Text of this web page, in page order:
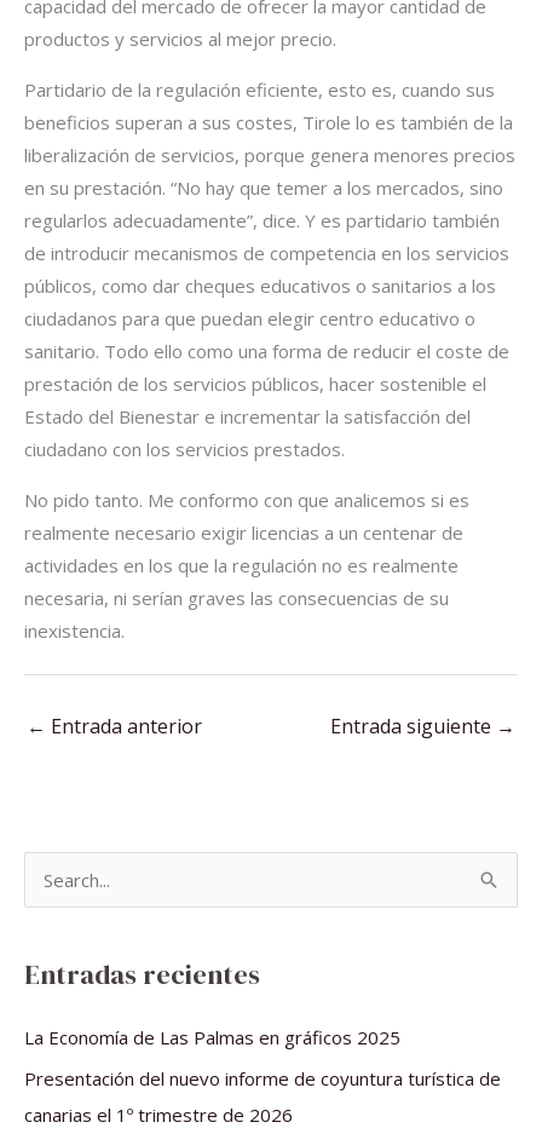
capacidad del mercado de ofrecer la mayor cantidad de
productos y servicios al mejor precio.
Partidario de la regulación eficiente, esto es, cuando sus
beneficios superan a sus costes, Tirole lo es también de la
liberalización de servicios, porque genera menores precios
en su prestación. “No hay que temer a los mercados, sino
regularlos adecuadamente”, dice. Y es partidario también
de introducir mecanismos de competencia en los servicios
públicos, como dar cheques educativos o sanitarios a los
ciudadanos para que puedan elegir centro educativo o
sanitario. Todo ello como una forma de reducir el coste de
prestación de los servicios públicos, hacer sostenible el
Estado del Bienestar e incrementar la satisfacción del
ciudadano con los servicios prestados.
No pido tanto. Me conformo con que analicemos si es
realmente necesario exigir licencias a un centenar de
actividades en los que la regulación no es realmente
necesaria, ni serían graves las consecuencias de su
inexistencia.
← Entrada anterior Entrada siguiente →
a
Entradas recientes
La Economía de Las Palmas en gráficos 2025
Presentación del nuevo informe de coyuntura turística de
canarias el 1º trimestre de 2026